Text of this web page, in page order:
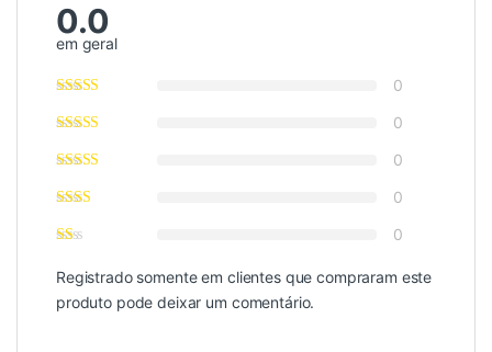
0.0
em geral
0
0
0
0
0
Registrado somente em clientes que compraram este
produto pode deixar um comentário.